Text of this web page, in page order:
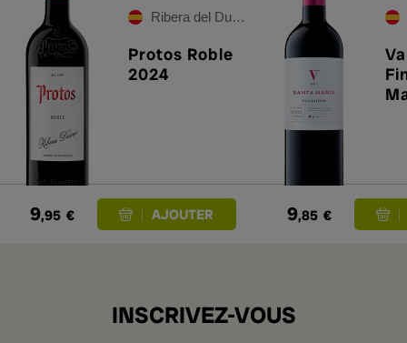
Ribera del Duero
Protos Roble
2024
9,95 € 9,85 €
INSCRIVEZ-VOUS